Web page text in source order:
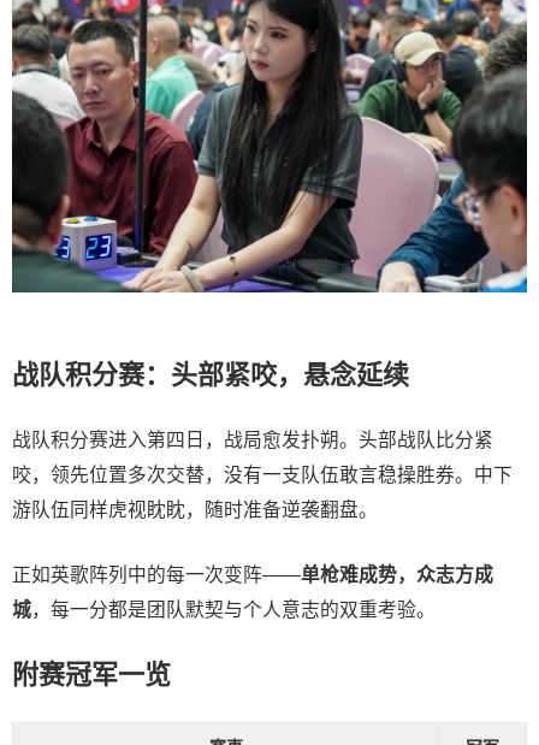
战队积分赛：头部紧咬，悬念延续
战队积分赛进入第四日，战局愈发扑朔。头部战队比分紧
咬，领先位置多次交替，没有一支队伍敢言稳操胜券。中下
游队伍同样虎视眈眈，随时准备逆袭翻盘。
正如英歌阵列中的每一次变阵——单枪难成势，众志方成
城，每一分都是团队默契与个人意志的双重考验。
附赛冠军一览